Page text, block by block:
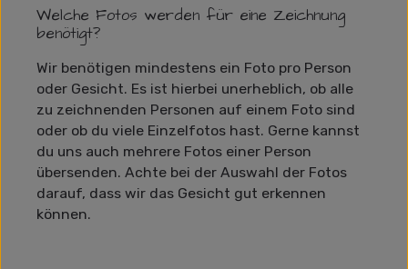
Welche Fotos werden für eine Zeichnung
benötigt?
Wir benötigen mindestens ein Foto pro Person
oder Gesicht. Es ist hierbei unerheblich, ob alle
zu zeichnenden Personen auf einem Foto sind
oder ob du viele Einzelfotos hast. Gerne kannst
du uns auch mehrere Fotos einer Person
übersenden. Achte bei der Auswahl der Fotos
darauf, dass wir das Gesicht gut erkennen
können.